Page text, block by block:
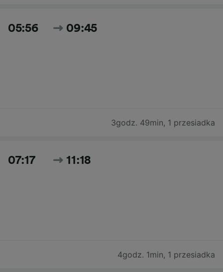
05:56 09:45
3godz. 49min, 1 przesiadka
07:17 11:18
4godz. 1min, 1 przesiadka